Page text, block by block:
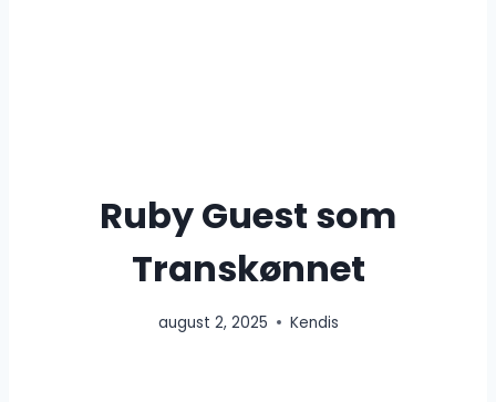
Ruby Guest som
Transkønnet
august 2, 2025 Kendis